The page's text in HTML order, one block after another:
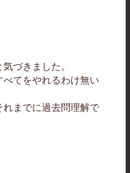
づきました。
てをやれるわけ無い
までに過去問理解で